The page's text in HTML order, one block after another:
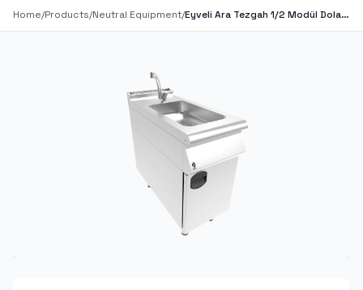
Home/Products/Neutral Equipment/ Eyveli Ara Tezgah 1/2 Modül Dolaplı